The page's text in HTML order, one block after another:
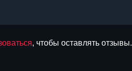
, чтобы оставлять отзывы.